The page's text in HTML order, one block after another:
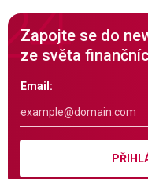
Zapojte se do
ze světa
Email: